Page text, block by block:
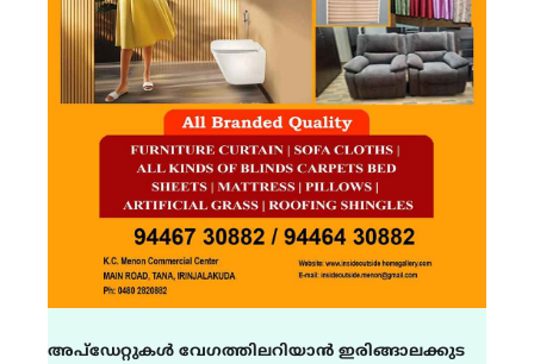
അപ്ഡേറ്റുകൾ വേഗത്തിലറിയാൻ ഇരിങ്ങാലക്കുട